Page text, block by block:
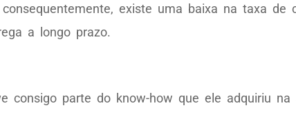
existe uma baixa na taxa de
a longo prazo.
consigo parte do know-how que ele adquiriu